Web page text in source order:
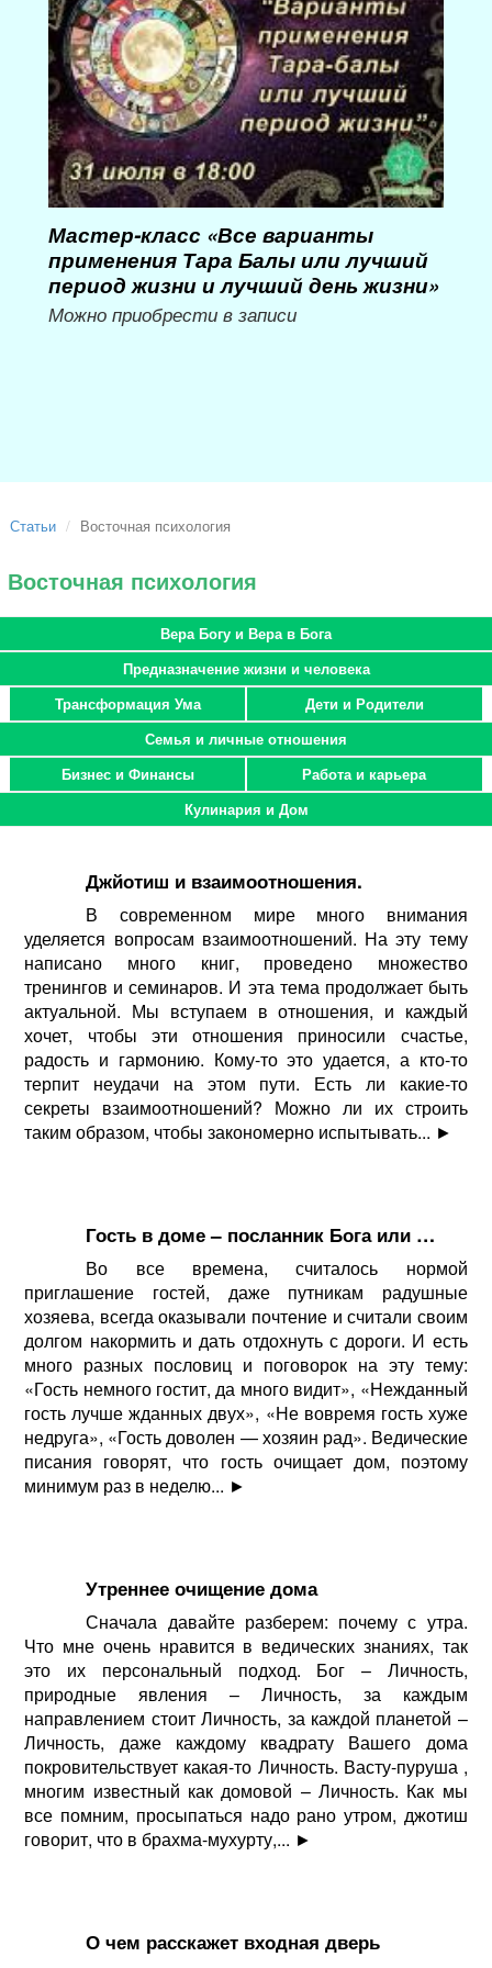
Мастер-класс «Все варианты
применения Тара Балы или лучший
период жизни и лучший день жизни»
Можно приобрести в записи
Статьи Восточная психология
Восточная психология
Вера Богу и Вера в Бога
Предназначение жизни и человека
Трансформация Ума
Дети и Родители
Семья и личные отношения
Бизнес и Финансы
Работа и карьера
Кулинария и Дом
Джйотиш и взаимоотношения.
В современном мире много внимания
уделяется вопросам взаимоотношений. На эту тему
написано много книг, проведено множество
тренингов и семинаров. И эта тема продолжает быть
актуальной. Мы вступаем в отношения, и каждый
хочет, чтобы эти отношения приносили счастье,
радость и гармонию. Кому-то это удается, а кто-то
терпит неудачи на этом пути. Есть ли какие-то
секреты взаимоотношений? Можно ли их строить
таким образом, чтобы закономерно испытывать... ►
Гость в доме – посланник Бога или …
Во все времена, считалось нормой
приглашение гостей, даже путникам радушные
хозяева, всегда оказывали почтение и считали своим
долгом накормить и дать отдохнуть с дороги. И есть
много разных пословиц и поговорок на эту тему:
«Гость немного гостит, да много видит», «Нежданный
гость лучше жданных двух», «Не вовремя гость хуже
недруга», «Гость доволен — хозяин рад». Ведические
писания говорят, что гость очищает дом, поэтому
минимум раз в неделю... ►
Утреннее очищение дома
Сначала давайте разберем: почему с утра.
Что мне очень нравится в ведических знаниях, так
это их персональный подход. Бог – Личность,
природные явления – Личность, за каждым
направлением стоит Личность, за каждой планетой –
Личность, даже каждому квадрату Вашего дома
покровительствует какая-то Личность. Васту-пуруша ,
многим известный как домовой – Личность. Как мы
все помним, просыпаться надо рано утром, джотиш
говорит, что в брахма-мухурту,... ►
О чем расскажет входная дверь